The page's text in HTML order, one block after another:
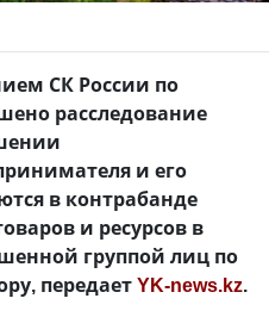
СК России по
расследование
и его
в контрабанде
и ресурсов в
группой лиц по
передаетYK-news.kz.